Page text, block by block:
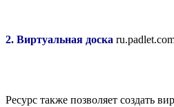
2. Виртуальная доска
Ресурс также позволяет создать